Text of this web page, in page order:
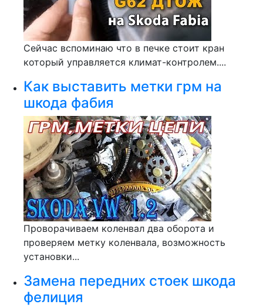
Сейчас вспоминаю что в печке стоит кран
который управляется климат-контролем....
Как выставить метки грм на
шкода фабия
Проворачиваем коленвал два оборота и
проверяем метку коленвала, возможность
установки...
Замена передних стоек шкода
фелиция